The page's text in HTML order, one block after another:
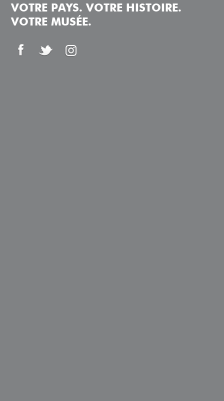
VOTRE PAYS. VOTRE HISTOIRE.
VOTRE MUSÉE.